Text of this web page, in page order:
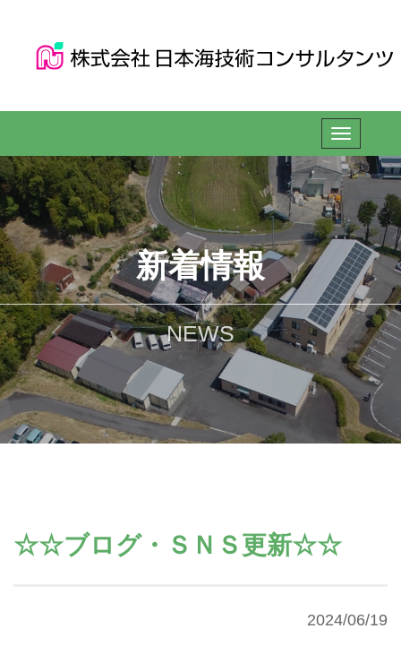
新着情報
NEWS
☆☆ブログ・ＳＮＳ更新☆☆
2024/06/19